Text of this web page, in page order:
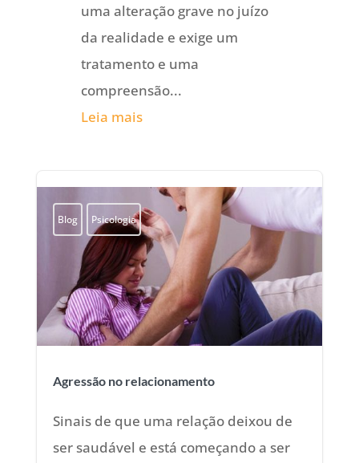
uma alteração grave no juízo
da realidade e exige um
tratamento e uma
compreensão...
Leia mais
Blog Psicologia
Agressão no relacionamento
Sinais de que uma relação deixou de
ser saudável e está começando a ser